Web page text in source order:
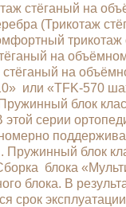
стёганый на
(Трикотаж
на
на
или «TFK-570
блок
этой серии
Пружинный блок
блока
блока. В
срок